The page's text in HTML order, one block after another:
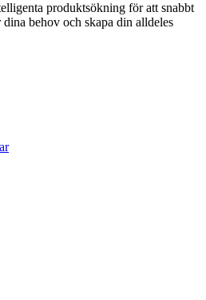
produktsökning för att snabbt
behov och skapa din alldeles